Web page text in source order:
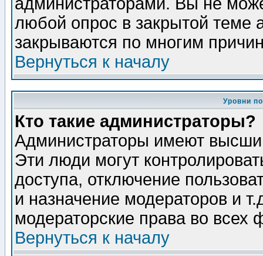
любой опрос в закрытой теме
закрываются по многим
Вернуться к началу
Уровни
Кто такие администраторы?
Администраторы имеют
Эти люди могут
доступа, отключение
и назначение модераторов и
модераторские права во всех
Вернуться к началу